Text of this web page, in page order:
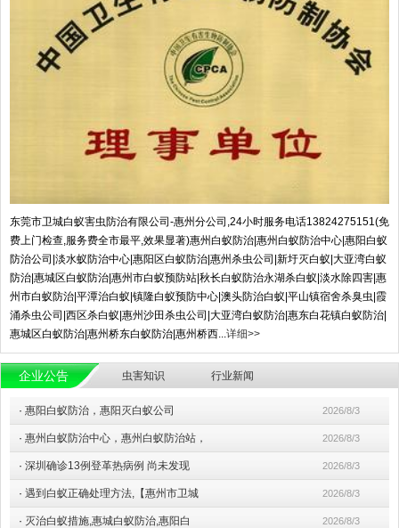
东莞市卫城白蚁害虫防治有限公司-惠州分公司,24小时服务电话13824275151(免
费上门检查,服务费全市最平,效果显著)惠州白蚁防治|惠州白蚁防治中心|惠阳白蚁
防治公司|淡水蚁防治中心|惠阳区白蚁防治|惠州杀虫公司|新圩灭白蚁|大亚湾白蚁
防治|惠城区白蚁防治|惠州市白蚁预防站|秋长白蚁防治永湖杀白蚁|淡水除四害|惠
州市白蚁防治|平潭治白蚁|镇隆白蚁预防中心|澳头防治白蚁|平山镇宿舍杀臭虫|霞
涌杀虫公司|西区杀白蚁|惠州沙田杀虫公司|大亚湾白蚁防治|惠东白花镇白蚁防治|
惠城区白蚁防治|惠州桥东白蚁防治|惠州桥西... 详细>>
企业公告 虫害知识 行业新闻
· 惠阳白蚁防治，惠阳灭白蚁公司 2026/8/3
· 惠州白蚁防治中心，惠州白蚁防治站， 2026/8/3
· 深圳确诊13例登革热病例 尚未发现 2026/8/3
· 遇到白蚁正确处理方法,【惠州市卫城 2026/8/3
· 灭治白蚁措施,惠城白蚁防治,惠阳白 2026/8/3